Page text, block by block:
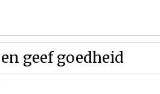
geef goedheid